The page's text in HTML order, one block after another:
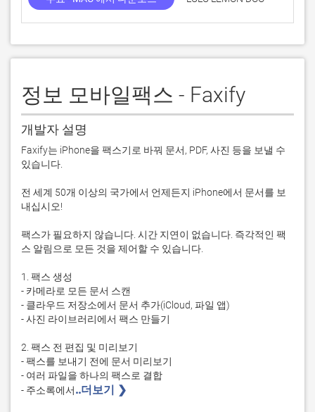
정보 모바일팩스 - Faxify
개발자 설명
Faxify는 iPhone을 팩스기로 바꿔 문서, PDF, 사진 등을 보낼 수
있습니다.
전 세계 50개 이상의 국가에서 언제든지 iPhone에서 문서를 보
내십시오!
팩스가 필요하지 않습니다. 시간 지연이 없습니다. 즉각적인 팩
스 알림으로 모든 것을 제어할 수 있습니다.
1. 팩스 생성
- 카메라로 모든 문서 스캔
- 클라우드 저장소에서 문서 추가(iCloud, 파일 앱)
- 사진 라이브러리에서 팩스 만들기
2. 팩스 전 편집 및 미리보기
- 팩스를 보내기 전에 문서 미리보기
- 여러 파일을 하나의 팩스로 결합
- 주소록에서..더보기 ❯